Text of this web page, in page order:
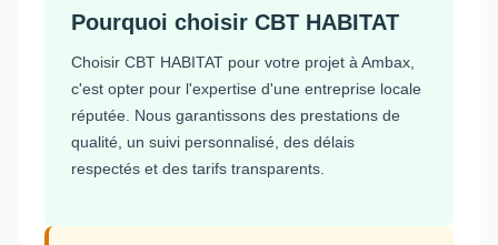
Pourquoi choisir CBT HABITAT
Choisir CBT HABITAT pour votre projet à Ambax,
c'est opter pour l'expertise d'une entreprise locale
réputée. Nous garantissons des prestations de
qualité, un suivi personnalisé, des délais
respectés et des tarifs transparents.